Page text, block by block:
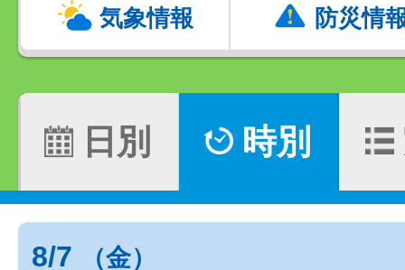
気象情報 防災情
日別 時別
8/7 （金）